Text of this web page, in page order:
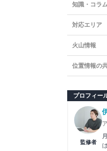
知識・コラ
対応エリア
火山情報
位置情報の
プロフィー
監修者